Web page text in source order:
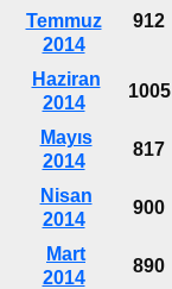
Temmuz
2014
912
Haziran
2014
1005
Mayıs
2014
817
Nisan
2014
900
Mart
2014
890